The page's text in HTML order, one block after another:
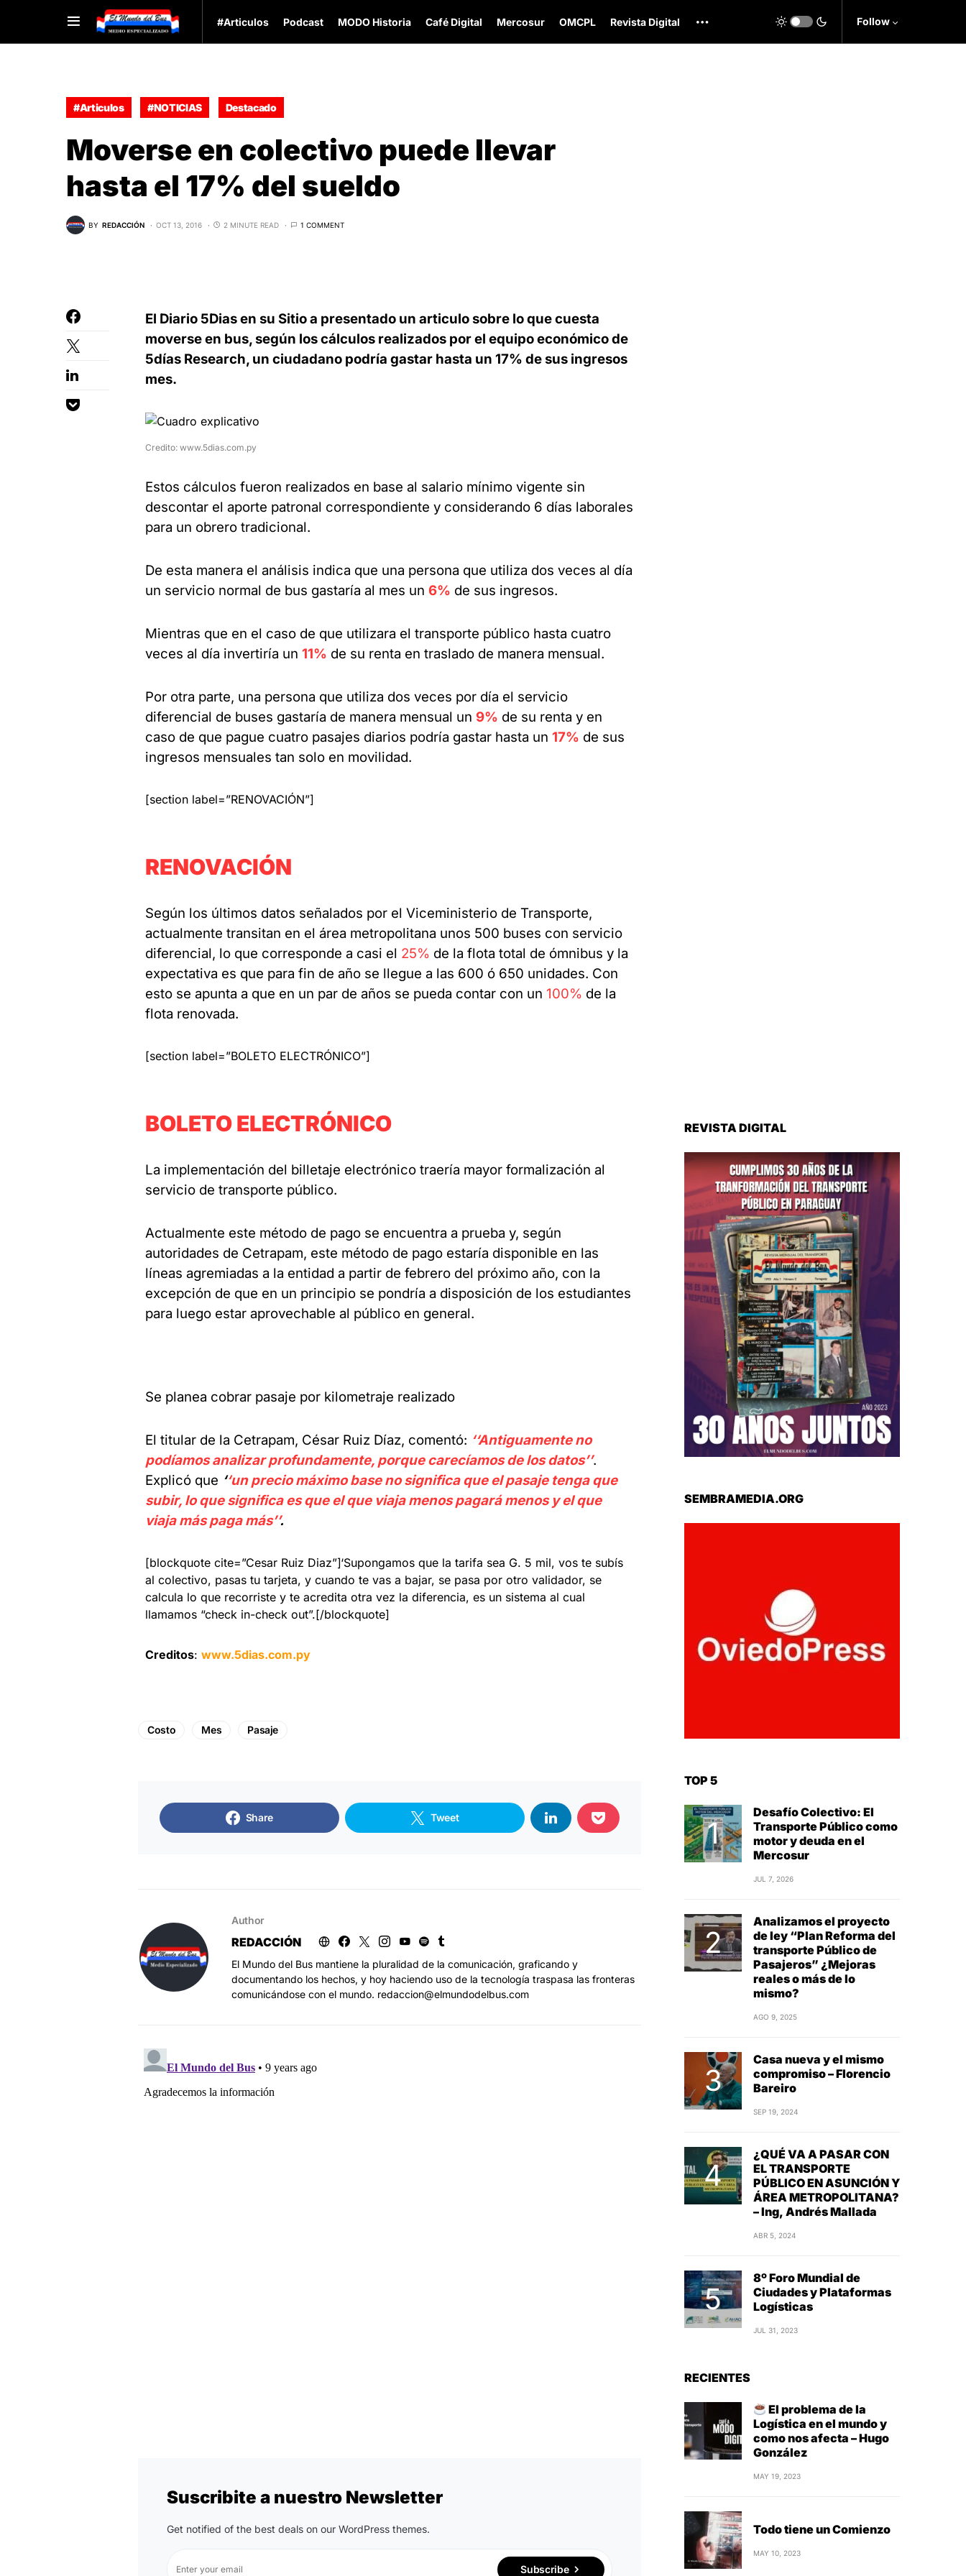
#Articulos Podcast MODO Historia Café Digital Mercosur OMCPL Revista Digital Follow
#Articulos #NOTICIAS Destacado
Moverse en colectivo puede llevar
hasta el 17% del sueldo
BY REDACCIÓN OCT 13, 2016 2 MINUTE READ 1 COMMENT
El Diario 5Dias en su Sitio a presentado un articulo sobre lo que cuesta
moverse en bus, según los cálculos realizados por el equipo económico de
5días Research, un ciudadano podría gastar hasta un 17% de sus ingresos
mes.
Credito: www.5dias.com.py
Estos cálculos fueron realizados en base al salario mínimo vigente sin
descontar el aporte patronal correspondiente y considerando 6 días laborales
para un obrero tradicional.
De esta manera el análisis indica que una persona que utiliza dos veces al día
un servicio normal de bus gastaría al mes un 6% de sus ingresos.
Mientras que en el caso de que utilizara el transporte público hasta cuatro
veces al día invertiría un 11% de su renta en traslado de manera mensual.
Por otra parte, una persona que utiliza dos veces por día el servicio
diferencial de buses gastaría de manera mensual un 9% de su renta y en
caso de que pague cuatro pasajes diarios podría gastar hasta un 17% de sus
ingresos mensuales tan solo en movilidad.
[section label=”RENOVACIÓN”]
RENOVACIÓN
Según los últimos datos señalados por el Viceministerio de Transporte,
actualmente transitan en el área metropolitana unos 500 buses con servicio
diferencial, lo que corresponde a casi el 25% de la flota total de ómnibus y la
expectativa es que para fin de año se llegue a las 600 ó 650 unidades. Con
esto se apunta a que en un par de años se pueda contar con un 100% de la
flota renovada.
[section label=”BOLETO ELECTRÓNICO”]
BOLETO ELECTRÓNICO
La implementación del billetaje electrónico traería mayor formalización al
servicio de transporte público.
Actualmente este método de pago se encuentra a prueba y, según
autoridades de Cetrapam, este método de pago estaría disponible en las
líneas agremiadas a la entidad a partir de febrero del próximo año, con la
excepción de que en un principio se pondría a disposición de los estudiantes
para luego estar aprovechable al público en general.
Se planea cobrar pasaje por kilometraje realizado
El titular de la Cetrapam, César Ruiz Díaz, comentó: ‘‘Antiguamente no
podíamos analizar profundamente, porque carecíamos de los datos’’.
Explicó que ‘‘un precio máximo base no significa que el pasaje tenga que
subir, lo que significa es que el que viaja menos pagará menos y el que
viaja más paga más’’.
[blockquote cite=”Cesar Ruiz Diaz”]‘Supongamos que la tarifa sea G. 5 mil, vos te subís
al colectivo, pasas tu tarjeta, y cuando te vas a bajar, se pasa por otro validador, se
calcula lo que recorriste y te acredita otra vez la diferencia, es un sistema al cual
llamamos “check in-check out”.[/blockquote]
Creditos: www.5dias.com.py
Costo Mes Pasaje
Share Tweet
Author
REDACCIÓN
El Mundo del Bus mantiene la pluralidad de la comunicación, graficando y
documentando los hechos, y hoy haciendo uso de la tecnología traspasa las fronteras
comunicándose con el mundo. redaccion@elmundodelbus.com
Suscribite a nuestro Newsletter
Get notified of the best deals on our WordPress themes.
Subscribe
REVISTA DIGITAL
SEMBRAMEDIA.ORG
TOP 5
Desafío Colectivo: El
Transporte Público como
motor y deuda en el
Mercosur
JUL 7, 2026
Analizamos el proyecto
de ley “Plan Reforma del
transporte Público de
Pasajeros” ¿Mejoras
reales o más de lo
mismo?
AGO 9, 2025
Casa nueva y el mismo
compromiso – Florencio
Bareiro
SEP 19, 2024
¿QUÉ VA A PASAR CON
EL TRANSPORTE
PÚBLICO EN ASUNCIÓN Y
ÁREA METROPOLITANA?
– Ing, Andrés Mallada
ABR 5, 2024
8º Foro Mundial de
Ciudades y Plataformas
Logísticas
JUL 31, 2023
RECIENTES
El problema de la
Logística en el mundo y
como nos afecta – Hugo
González
MAY 19, 2023
Todo tiene un Comienzo
MAY 10, 2023